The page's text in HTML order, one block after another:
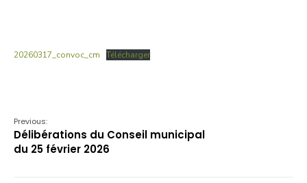
20260317_convoc_cm Télécharger
Previous:
Délibérations du Conseil municipal
du 25 février 2026